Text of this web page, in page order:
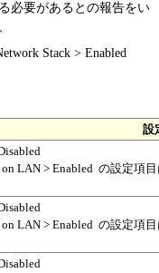
必要があるとの報告をい
Stack > Enabled
設
on LAN > Enabled の設定項
on LAN > Enabled の設定項